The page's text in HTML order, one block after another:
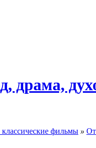
драма,
фильмы »